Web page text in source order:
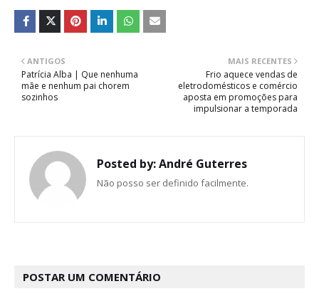
MAIS RECENTES
Frio aquece vendas de
eletrodomésticos e comércio
aposta em promoções para
impulsionar a temporada
ANTIGOS
Patrícia Alba | Que nenhuma
mãe e nenhum pai chorem
sozinhos
Posted by:André Guterres
Não posso ser definido facilmente.
POSTAR UM COMENTÁRIO